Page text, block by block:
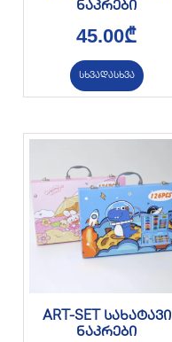
ნაკრები
45.00₾
სხვადასხვა
ART-SET სახატავი
ნაკრები